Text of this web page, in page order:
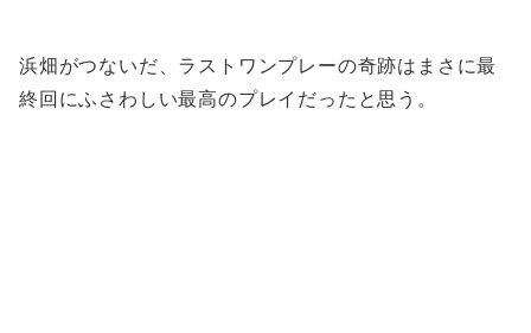
浜畑がつないだ、ラストワンプレーの奇跡はまさに最
終回にふさわしい最高のプレイだったと思う。